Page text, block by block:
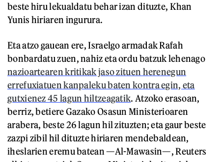
beste hiru lekualdatu behar izan dituzte, Khan
Yunis hiriaren ingurura.
Eta atzo gauean ere, Israelgo armadak Rafah
bonbardatu zuen, nahiz eta ordu batzuk lehenago
nazioartearen kritikak jaso zituen herenegun
errefuxiatuen kanpaleku baten kontra egin, eta
gutxienez 45 lagun hiltzeagatik. Atzoko erasoan,
berriz, betiere Gazako Osasun Ministerioaren
arabera, beste 26 lagun hil zituzten; eta gaur beste
zazpi zibil hil dituzte hiriaren mendebaldean,
iheslarien eremu batean —Al-Mawasin—, Reuters